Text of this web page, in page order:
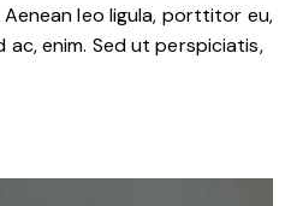
leo ligula, porttitor eu,
enim. Sed ut perspiciatis,